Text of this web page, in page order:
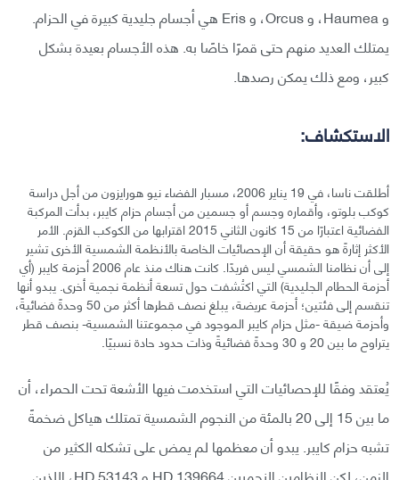
و Haumea، و Orcus، و Eris هي أجسام جليدية كبيرة في الحزام.
يمتلك العديد منهم حتى قمرًا خاصًا به. هذه الأجسام بعيدة بشكل
كبير، ومع ذلك يمكن رصدها.
الاستكشاف:
أطلقت ناسا، في 19 يناير 2006، مسبار الفضاء نيو هورايزون من أجل دراسة
كوكب بلوتو، وأقماره وجسم أو جسمين من أجسام حزام كايبر، بدأت المركبة
الفضائية اعتبارًا من 15 كانون الثاني 2015 اقترابها من الكوكب القزم. الأمر
الأكثر إثارةً هو حقيقة أن الإحصائيات الخاصة بالأنظمة الشمسية الأخرى تشير
إلى أن نظامنا الشمسي ليس فريدًا. كانت هناك منذ عام 2006 أحزمة كايبر (أي
أحزمة الحطام الجليدية) التي اكتُشفت حول تسعة أنظمة نجمية أخرى. يبدو أنها
تنقسم إلى فئتين؛ أحزمة عريضة، يبلغ نصف قطرها أكثر من 50 وحدةً فضائيةً،
وأحزمة ضيقة -مثل حزام كايبر الموجود في مجموعتنا الشمسية- بنصف قطر
يتراوح ما بين 20 و 30 وحدةً فضائيةً وذات حدود حادة نسبيًا.
يُعتقد وفقًا للإحصائيات التي استخدمت فيها الأشعة تحت الحمراء، أن
ما بين 15 إلى 20 بالمئة من النجوم الشمسية تمتلك هياكل ضخمةً
تشبه حزام كايبر. يبدو أن معظمها لم يمض على تشكله الكثير من